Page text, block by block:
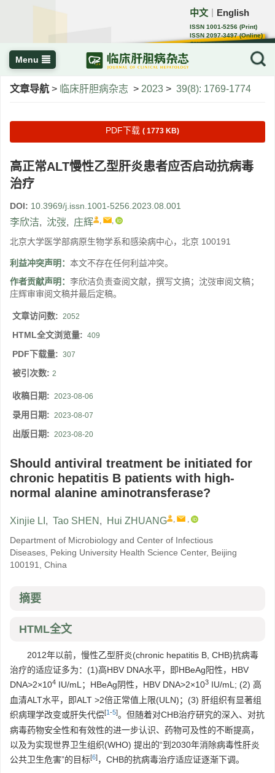
中文 English
ISSN 1001-5256 (Print)
ISSN 2097-3497 (Online)
CN 22-1108/R
Menu
文章导航 > 临床肝胆病杂志 > 2023 > 39(8): 1769-1774
PDF下载 ( 1773 KB)
高正常ALT慢性乙型肝炎患者应否启动抗病毒
治疗
DOI: 10.3969/j.issn.1001-5256.2023.08.001
李欣洁, 沈弢, 庄辉 , ,
北京大学医学部病原生物学系和感染病中心，北京 100191
利益冲突声明： 本文不存在任何利益冲突。
作者贡献声明： 李欣洁负责查阅文献，撰写文搞；沈弢审阅文稿；
庄辉审审阅文稿并最后定稿。
文章访问数: 2052
HTML全文浏览量: 409
PDF下载量: 307
被引次数: 2
收稿日期: 2023-08-06
录用日期: 2023-08-07
出版日期: 2023-08-20
Should antiviral treatment be initiated for
chronic hepatitis B patients with high-
normal alanine aminotransferase?
Xinjie LI , Tao SHEN , Hui ZHUANG , ,
Department of Microbiology and Center of Infectious
Diseases, Peking University Health Science Center, Beijing
100191, China
摘要
HTML全文
2012年以前，慢性乙型肝炎(chronic hepatitis B, CHB)抗病毒
治疗的适应证多为：(1)高HBV DNA水平，即HBeAg阳性，HBV
DNA>2×104 IU/mL；HBeAg阴性，HBV DNA>2×103 IU/mL; (2) 高
血清ALT水平，即ALT >2倍正常值上限(ULN)；(3) 肝组织有显著组
织病理学改变或肝失代偿[1-5]。但随着对CHB治疗研究的深入、对抗
病毒药物安全性和有效性的进一步认识、药物可及性的不断提高，
以及为实现世界卫生组织(WHO) 提出的“到2030年消除病毒性肝炎
公共卫生危害”的目标[6]，CHB的抗病毒治疗适应证逐渐下调。